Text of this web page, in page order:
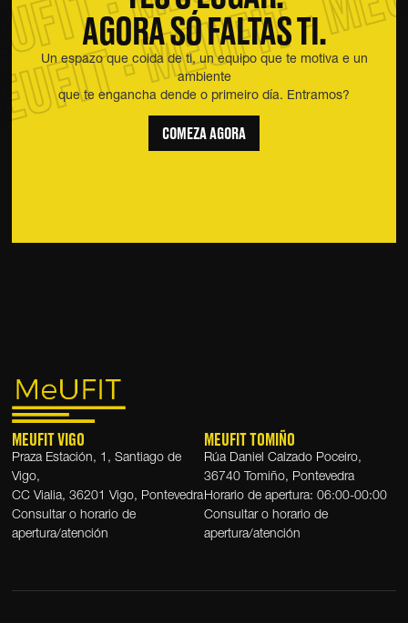
AGORA SÓ FALTAS TI.
Un espazo que coida de ti, un equipo que te motiva e un
ambiente
que te engancha dende o primeiro día. Entramos?
COMEZA AGORA
MEUFIT VIGO
Praza Estación, 1, Santiago de
Vigo,
CC Vialia, 36201 Vigo, Pontevedra
Consultar o horario de
apertura/atención
MEUFIT TOMIÑO
Rúa Daniel Calzado Poceiro,
36740 Tomiño, Pontevedra
Horario de apertura: 06:00-00:00
Consultar o horario de
apertura/atención